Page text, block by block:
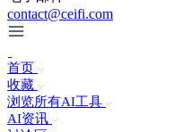
contact@ceifi.com
首页
收藏
浏览所有AI工具
AI资讯